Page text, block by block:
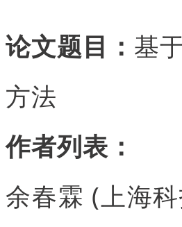
论文题目： 基
方法
作者列表：
余春霖 (上海